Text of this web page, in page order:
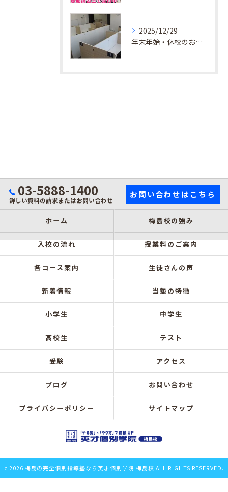
2025/12/29
年末年始・休校のお知らせ
03-5888-1400
詳しい資料の請求またはお問い合わせ
お問い合わせはこちら
ホーム 梅島校の強み
入校の流れ 授業料のご案内
各コース案内 生徒さんの声
新着情報 当塾の特徴
小学生 中学生
高校生 テスト
受験 アクセス
ブログ お問い合わせ
プライバシーポリシー サイトマップ
c 2026 梅島の完全個別指導塾なら英才個別学院 梅島校 ALL RIGHTS RESERVED.